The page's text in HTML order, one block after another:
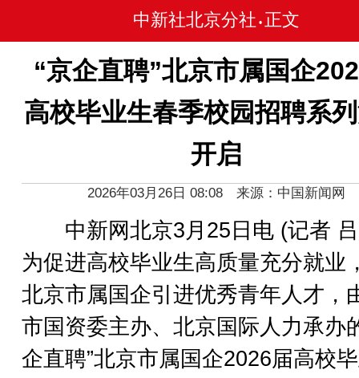
中新社北京分社 • 正文
“京企直聘”北京市属国企
高校毕业生春季校园招聘系
开启
2026年03月26日 08:08 来源：中国新闻网
中新网北京3月25日电 (记者
为促进高校毕业生高质量充分就业
北京市属国企引进优秀青年人才，
市国资委主办、北京国际人力承办
企直聘”北京市属国企2026届高校